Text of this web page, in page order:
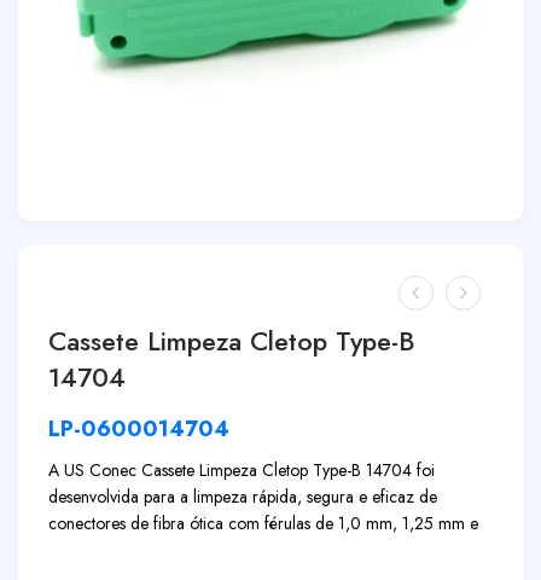
Cassete Limpeza Cletop Type-B
14704
LP-0600014704
A US Conec Cassete Limpeza Cletop Type-B 14704 foi
desenvolvida para a limpeza rápida, segura e eficaz de
conectores de fibra ótica com férulas de 1,0 mm, 1,25 mm e